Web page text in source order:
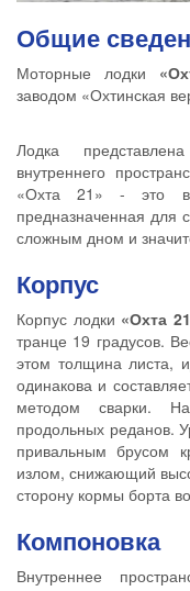
Общие
Моторные лодки
заводом «Охтинская
Лодка
внутреннего
«Охта 21» - это в
предназначенная для
сложным дном и
Корпус
Корпус лодки «Охта
транце 19 градусов.
этом толщина листа,
одинакова и
методом сварки.
продольных реданов.
привальным брусом
излом, снижающий
сторону кормы борта
Компоновка
Внутреннее